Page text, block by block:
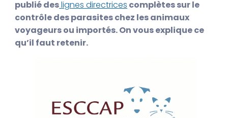
publié deslignes directrices complètes sur le
contrôle des parasites chez les animaux
voyageurs ou importés. On vous explique ce
qu’il faut retenir.